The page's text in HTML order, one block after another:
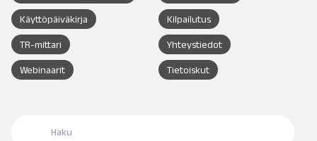
Käyttöpäiväkirja Kilpailutus
TR-mittari Yhteystiedot
Webinaarit Tietoiskut